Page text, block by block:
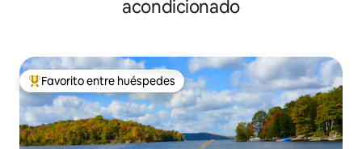
acondicionado
Favorito entre huéspedes preferido
Favorito entre huéspedes